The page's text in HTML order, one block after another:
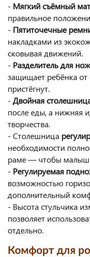
- Мягкий съёмный
правильное
- Пятиточечные
накладками из
сковывая движений.
- Разделитель для
защищает ребёнка от
пристёгнут.
-Двойная
после еды, а нижняя
творчества.
- Столешница
необходимости
раме — чтобы малыш
- Регулируемая
возможностью
дополнительный
- Высота стульчика
позволяет
отдельно.
Комфорт для